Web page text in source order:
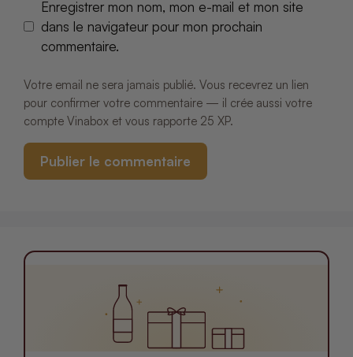
Enregistrer mon nom, mon e-mail et mon site
dans le navigateur pour mon prochain
commentaire.
Votre email ne sera jamais publié. Vous recevrez un lien
pour confirmer votre commentaire — il crée aussi votre
compte Vinabox et vous rapporte 25 XP.